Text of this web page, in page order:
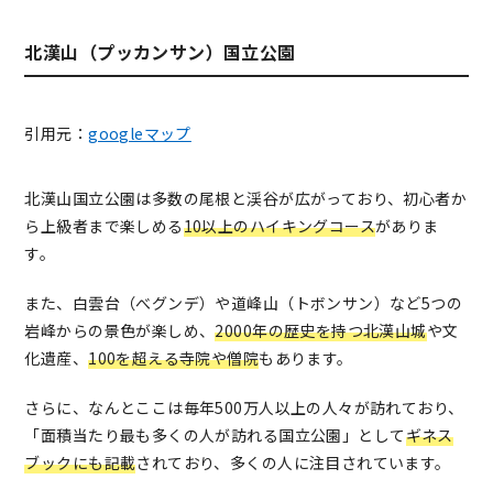
北漢山（プッカンサン）国立公園
引用元：googleマップ
北漢山国立公園は多数の尾根と渓谷が広がっており、初心者か
ら上級者まで楽しめる10以上のハイキングコースがありま
す。
また、白雲台（べグンデ）や道峰山（トボンサン）など5つの
岩峰からの景色が楽しめ、2000年の歴史を持つ北漢山城や文
化遺産、100を超える寺院や僧院もあります。
さらに、なんとここは毎年500万人以上の人々が訪れており、
「面積当たり最も多くの人が訪れる国立公園」としてギネス
ブックにも記載されており、多くの人に注目されています。